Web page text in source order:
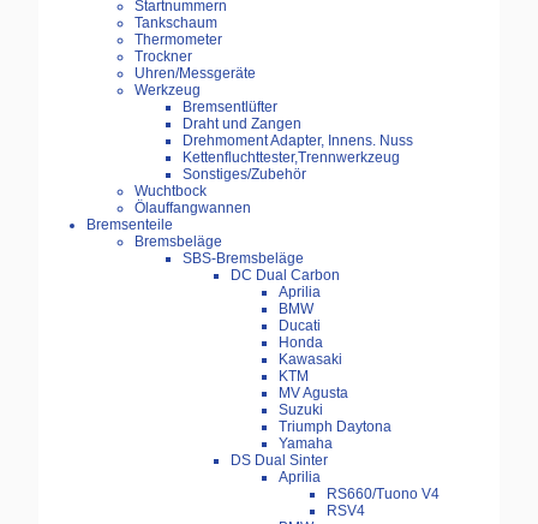
Startnummern
Tankschaum
Thermometer
Trockner
Uhren/Messgeräte
Werkzeug
Bremsentlüfter
Draht und Zangen
Drehmoment Adapter, Innens. Nuss
Kettenfluchttester,Trennwerkzeug
Sonstiges/Zubehör
Wuchtbock
Ölauffangwannen
Bremsenteile
Bremsbeläge
SBS-Bremsbeläge
DC Dual Carbon
Aprilia
BMW
Ducati
Honda
Kawasaki
KTM
MV Agusta
Suzuki
Triumph Daytona
Yamaha
DS Dual Sinter
Aprilia
RS660/Tuono V4
RSV4